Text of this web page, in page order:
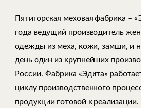
Пятигорская меховая фабрика –
года ведущий производитель
одежды из меха, кожи, замши, и
день один из крупнейших
России. Фабрика «Эдита»
циклу производственного
продукции готовой к